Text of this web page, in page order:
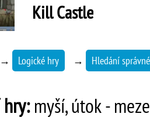
Kill Castle
→ Logické hry → Hledání
myší, útok -